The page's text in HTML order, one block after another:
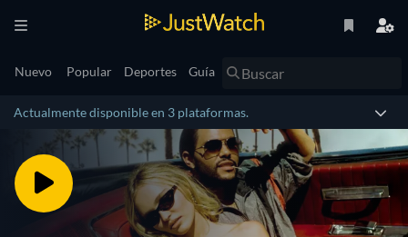
Nuevo Popular Deportes Guía
Actualmente disponible en 3 plataformas.